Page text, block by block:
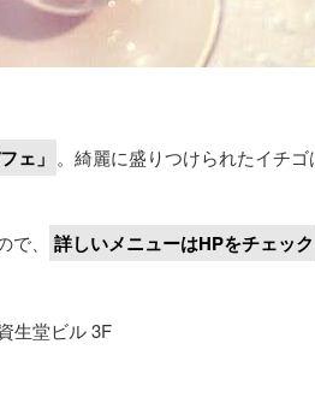
ェ」 。綺麗に盛りつけられたイチ
、 詳しいメニューはHPをチェック
生堂ビル 3F